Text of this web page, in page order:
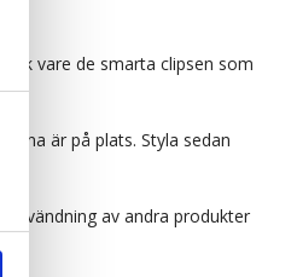
vare de smarta clipsen som
är på plats. Styla sedan
av andra produkter